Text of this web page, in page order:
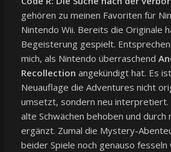
gehören zu meinen Favoriten für
Nintendo Wii. Bereits die Originale
Begeisterung gespielt.
mich, als Nintendo überraschend
Recollection angekündigt hat. Es
Neuauflage die Adventures nicht
umsetzt, sondern neu interpretiert.
alte Schwächen behoben und durch
ergänzt. Zumal die Mystery-
beider Spiele noch genauso fesseln